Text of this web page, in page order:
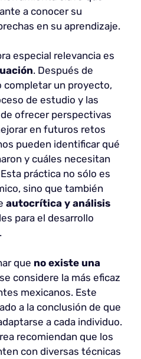
a conocer su
en su aprendizaje.
especial relevancia es
. Después de
completar un proyecto,
de estudio y las
ofrecer perspectivas
en futuros retos
pueden identificar qué
y cuáles necesitan
práctica no sólo es
sino que también
autocrítica y análisis
para el desarrollo
que no existe una
considere la más eficaz
mexicanos. Este
a la conclusión de que
a cada individuo.
recomiendan que los
con diversas técnicas